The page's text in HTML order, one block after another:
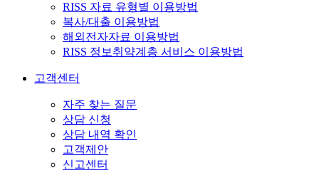
RISS 자료 유형별 이용방법
복사/대출 이용방법
해외전자자료 이용방법
RISS 정보취약계층 서비스 이용방법
고객센터
자주 찾는 질문
상담 신청
상담 내역 확인
고객제안
신고센터